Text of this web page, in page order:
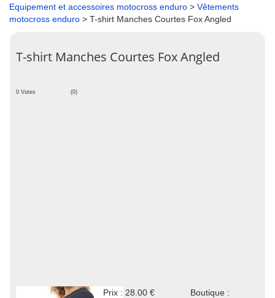
Equipement et accessoires motocross enduro > Vêtements
motocross enduro > T-shirt Manches Courtes Fox Angled
T-shirt Manches Courtes Fox Angled
0 Votes (0)
Prix : 28.00 €
Boutique :